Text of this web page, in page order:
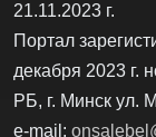
21.11.2023 г.
Портал
декабря 2023 г.
РБ, г. Минск ул.
e-mail: